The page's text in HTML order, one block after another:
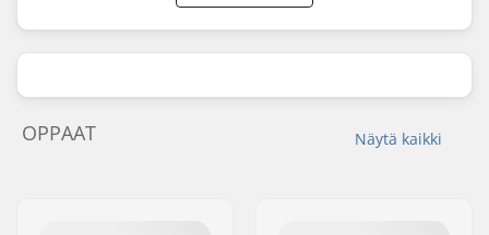
Näytä kaikki
OPPAAT